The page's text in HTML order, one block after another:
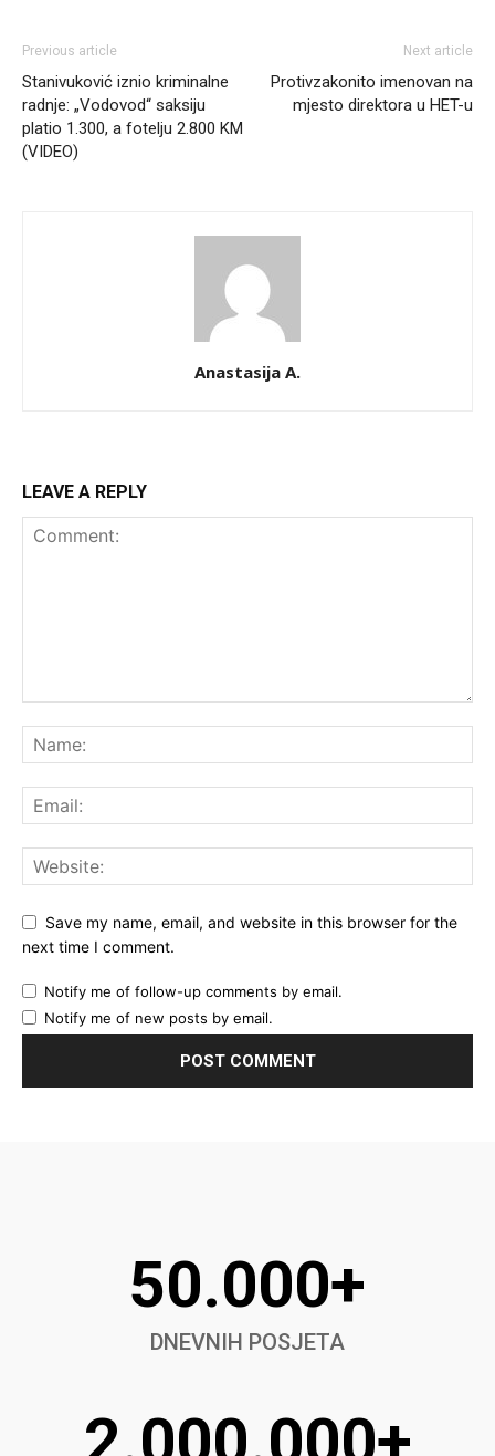
Previous article
Stanivuković iznio kriminalne
radnje: „Vodovod“ saksiju
platio 1.300, a fotelju 2.800 KM
(VIDEO)
Next article
Protivzakonito imenovan na
mjesto direktora u HET-u
Anastasija A.
LEAVE A REPLY
Save my name, email, and website in this browser for the
next time I comment.
Notify me of follow-up comments by email.
Notify me of new posts by email.
50.000+
DNEVNIH POSJETA